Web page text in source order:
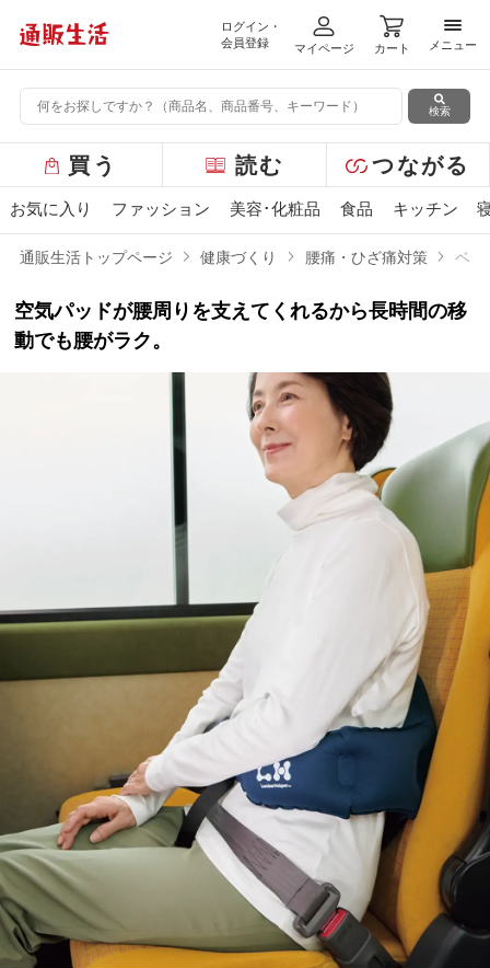
ログイン・
会員登録
マイページ カート
メニ
メニュー
検索
ー
バ
ュ
ー
買う 読む つながる
お気に入り ファッション 美容･化粧品 食品 キッチン
通販生活トップページ 健康づくり 腰痛・ひざ痛対策 ベル
空気パッドが腰周りを支えてくれるから長時間の移
動でも腰がラク。